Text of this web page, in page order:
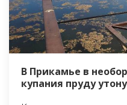
В Прикамье в
купания пруду